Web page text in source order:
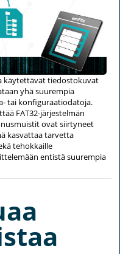
käytettävät tiedostokuvat
yhä suurempia
tai konfiguraatiodatoja.
FAT32-järjestelmän
ovat siirtyneet
kasvattaa tarvetta
tehokkaille
entistä suurempia